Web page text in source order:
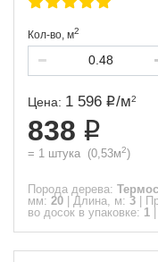
Кол-во, м2
Цена: 1 596 /м2
838
= 1 штука (0,53м2)
Порода дерева:
мм: 20 Длина, м: 3
во досок в упаковке: 1